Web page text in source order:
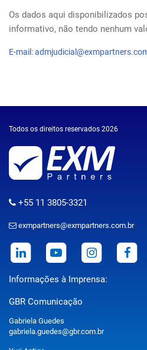
Os dados aqui disponibilizados
informativo, não tendo nenhum
E-mail:
Todos os direitos reservados 2026
+55 11 3805-3321
exmpartners@exmpartners.com.br
Informações à Imprensa:
GBR Comunicação
Gabriela Guedes
gabriela.guedes@gbr.com.br